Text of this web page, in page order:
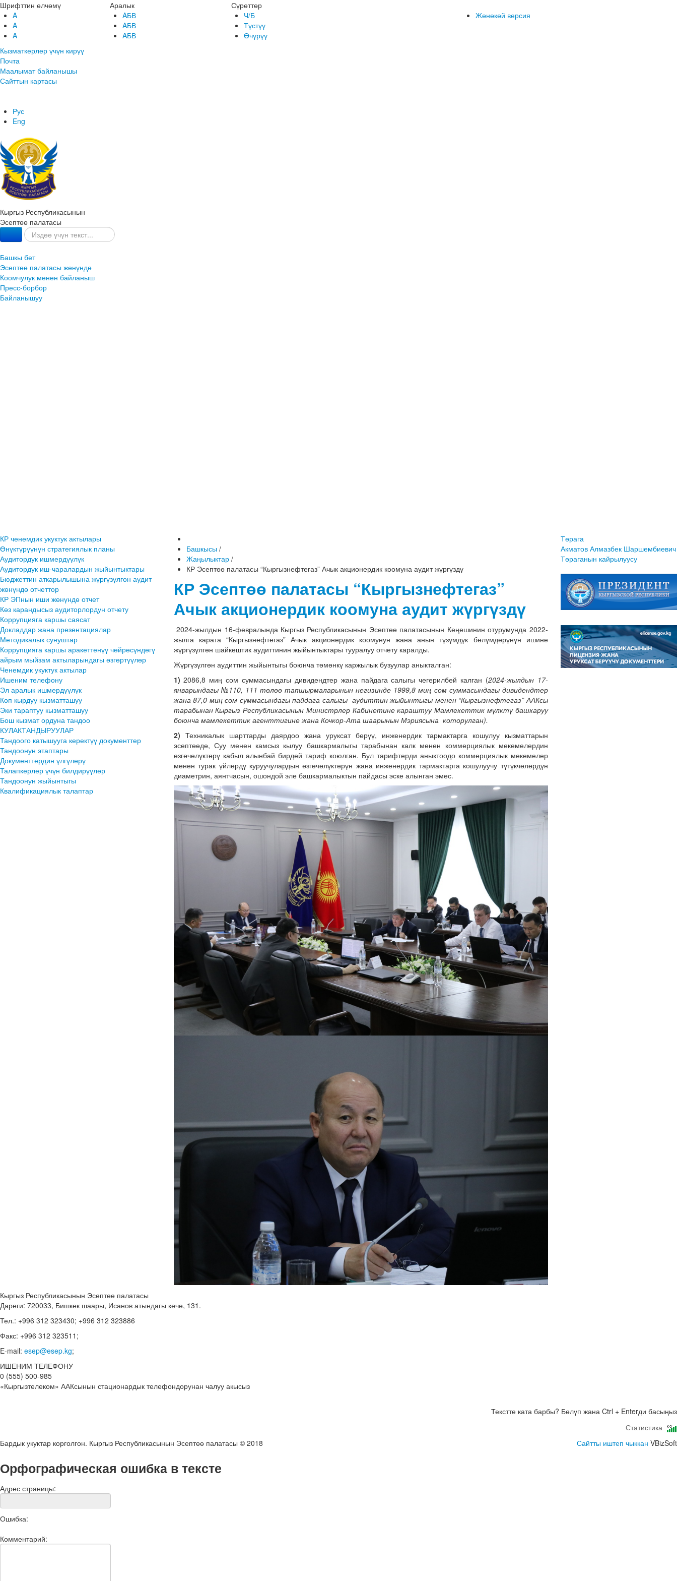
Шрифттин өлчөмү
A
A
A
Аралык
AБВ
AБВ
AБВ
Сүрөттөр
Ч/Б
Түстүү
Өчүрүү
Жөнөкөй версия
Кызматкерлер үчүн кирүү
Почта
Маалымат байланышы
Сайттын картасы
Рус
Eng
Кыргыз Республикасынын
Эсептөө палатасы
Башкы бет
Эсептөө палатасы жөнүндө
Коомчулук менен байланыш
Пресс-борбор
Байланышуу
КР ченемдик укуктук актылары
Өнүктүрүүнүн стратегиялык планы
Аудитордук ишмердүүлүк
Аудитордук иш-чаралардын жыйынтыктары
Бюджеттин аткарылышына жүргүзүлгөн аудит
жөнүндө отчеттор
КР ЭПнын иши жөнүндө отчет
Көз карандысыз аудиторлордун отчету
Коррупцияга каршы саясат
Докладдар жана презентациялар
Методикалык сунуштар
Коррупцияга каршы аракеттенүү чөйрөсүндөгү
айрым мыйзам актыларындагы өзгөртүүлөр
Ченемдик укуктук актылар
Ишеним телефону
Эл аралык ишмердүүлүк
Көп кырдуу кызматташуу
Эки тараптуу кызматташуу
Бош кызмат ордуна тандоо
КУЛАКТАНДЫРУУЛАР
Тандоого катышууга керектүү документтер
Тандоонун этаптары
Документтердин үлгүлөрү
Талапкерлер үчүн билдирүүлөр
Тандоонун жыйынтыгы
Квалификациялык талаптар
Башкысы /
Жаңылыктар /
КР Эсептөө палатасы “Кыргызнефтегаз” Ачык акционердик коомуна аудит жүргүздү
КР Эсептөө палатасы “Кыргызнефтегаз”
Ачык акционердик коомуна аудит жүргүздү
2024-жылдын 16-февралында Кыргыз Республикасынын Эсептөө палатасынын Кеңешинин отурумунда 2022-
жылга карата “Кыргызнефтегаз” Ачык акционердик коомунун жана анын түзүмдүк бөлүмдөрүнүн ишине
жүргүзүлгөн шайкештик аудиттинин жыйынтыктары тууралуу отчету каралды.
Жүргүзүлгөн аудиттин жыйынтыгы боюнча төмөнкү каржылык бузуулар аныкталган:
1)2086,8 миң сом суммасындагы дивидендтер жана пайдага салыгы чегерилбей калган (2024-жылдын 17-
январындагы №110, 111 төлөө тапшырмаларынын негизинде 1999,8 миң сом суммасындагы дивидендтер
жана 87,0 миң сом суммасындагы пайдага салыгы аудиттин жыйынтыгы менен “Кыргызнефтегаз” ААКсы
тарабынан Кыргыз Республикасынын Министрлер Кабинетине караштуу Мамлекеттик мүлктү башкаруу
боюнча мамлекеттик агенттигине жана Кочкор-Ата шаарынын Мэриясына которулган).
2) Техникалык шарттарды даярдоо жана уруксат берүү, инженердик тармактарга кошулуу кызматтарын
эсептөөдө, Суу менен камсыз кылуу башкармалыгы тарабынан калк менен коммерциялык мекемелердин
өзгөчөлүктөрү кабыл алынбай бирдей тариф коюлган. Бул тарифтерди аныктоодо коммерциялык мекемелер
менен турак үйлөрдү куруучулардын өзгөчөлүктөрүн жана инженердик тармактарга кошулуучу түтүкчөлөрдүн
диаметрин, аянтчасын, ошондой эле башкармалыктын пайдасы эске алынган эмес.
Төрага
Акматов Алмазбек Шаршембиевич
Төраганын кайрылуусу
Кыргыз Республикасынын Эсептөө палатасы
Дареги: 720033, Бишкек шаары, Исанов атындагы көчө, 131.
Тел.: +996 312 323430; +996 312 323886
Факс: +996 312 323511;
E-mail: esep@esep.kg;
ИШЕНИМ ТЕЛЕФОНУ
0 (555) 500-985
«Кыргызтелеком» ААКсынын стационардык телефондорунан чалуу акысыз
Текстте ката барбы? Бөлүп жана Ctrl + Enterди басыңыз
Статистика
Бардык укуктар корголгон. Кыргыз Республикасынын Эсептөө палатасы © 2018
Сайтты иштеп чыккан VBizSoft
Орфографическая ошибка в тексте
Адрес страницы:
Ошибка:
Комментарий: